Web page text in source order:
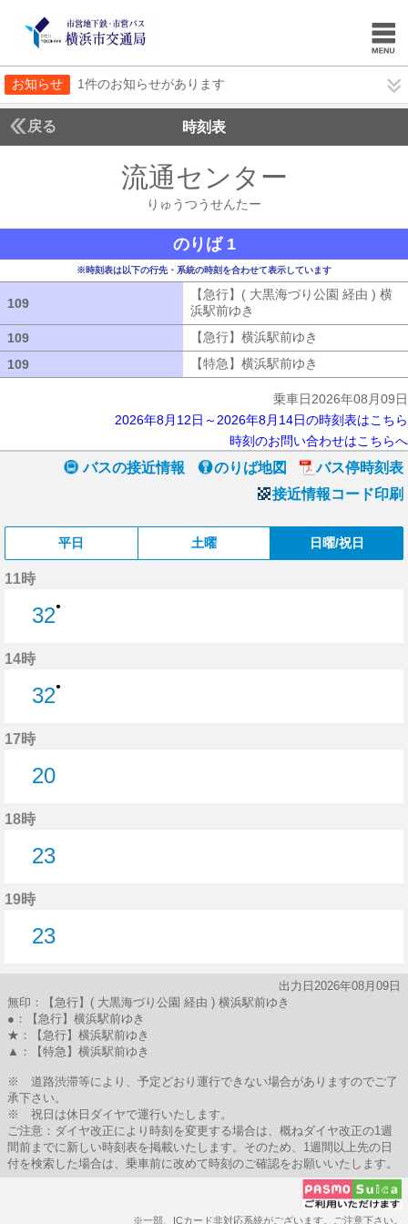
お知らせ 1件のお知らせがあります
戻る 時刻表
流通センター
りゅうつうせんたー
のりば 1
※時刻表は以下の行先・系統の時刻を合わせて表示しています
109
【急行】( 大黒海づり公園 経由 ) 横
浜駅前ゆき
109
【急行】横浜駅前ゆき
109
【特急】横浜駅前ゆき
乗車日2026年08月09日
2026年8月12日～2026年8月14日の時刻表はこちら
時刻のお問い合わせはこちらへ
バスの接近情報 のりば地図
バス停時刻表
接近情報コード印刷
平日 土曜 日曜/祝日
11時
32●
14時
32●
17時
20
18時
23
19時
23
出力日2026年08月09日
無印：【急行】( 大黒海づり公園 経由 ) 横浜駅前ゆき
●：【急行】横浜駅前ゆき
★：【急行】横浜駅前ゆき
▲：【特急】横浜駅前ゆき
※ 道路渋滞等により、予定どおり運行できない場合がありますのでご了
承下さい。
※ 祝日は休日ダイヤで運行いたします。
ご注意：ダイヤ改正により時刻を変更する場合は、概ねダイヤ改正の1週
間前までに新しい時刻表を掲載いたします。そのため、1週間以上先の日
付を検索した場合は、乗車前に改めて時刻のご確認をお願いいたします。
※一部、ICカード非対応系統がございます。ご注意下さい。